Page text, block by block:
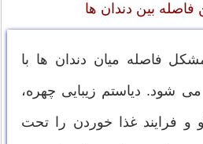
بین دندان ها
فاصله میان دندان ها با
شود. دیاستم زیبایی چهره،
و فرایند غذا خوردن را تحت